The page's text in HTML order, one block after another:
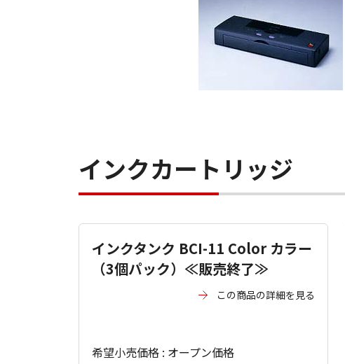
インクカートリッジ
インクタンク BCI-11 Color カラー
（3個パック）≪販売終了≫
この商品の詳細を見る
希望小売価格 : オープン価格